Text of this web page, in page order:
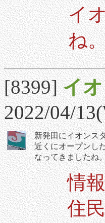
イ
ね
[8399]イ
2022/04/
新発田にイオンス
近くにオープンし
なってきましたね
情
住